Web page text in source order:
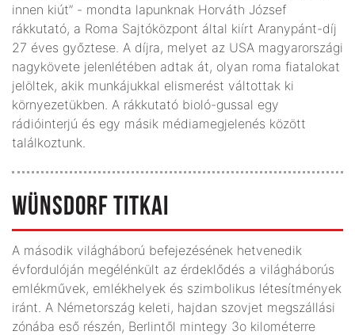
innen kiút” - mondta lapunknak Horváth József
rákkutató, a Roma Sajtóközpont által kiírt Aranypánt-díj
27 éves győztese. A díjra, melyet az USA magyarországi
nagykövete jelenlétében adtak át, olyan roma fiatalokat
jelöltek, akik munkájukkal elismerést váltottak ki
környezetükben. A rákkutató bioló-gussal egy
rádióinterjú és egy másik médiamegjelenés között
találkoztunk.
WÜNSDORF TITKAI
A második világháború befejezésének hetvenedik
évfordulóján megélénkült az érdeklődés a világháborús
emlékművek, emlékhelyek és szimbolikus létesítmények
iránt. A Németország keleti, hajdan szovjet megszállási
zónába eső részén, Berlintől mintegy 3o kilométerre